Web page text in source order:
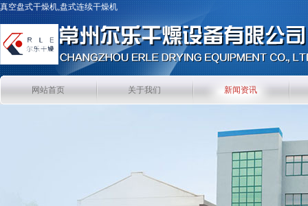
真空盘式干燥机,盘式连续干燥机
网站首页 关于我们 新闻资讯